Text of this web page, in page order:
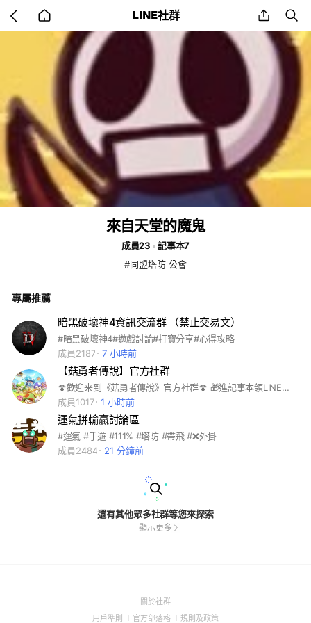
back
to
home
LINE社群 share
來自天堂的魔鬼
成員23
記事本7
#同盟塔防 公會
專屬推薦
暗黑破壞神4資訊交流群 （禁止交易文）
#暗黑破壞神4#遊戲討論#打寶分享#心得攻略
成員2187
7 小時前
【菇勇者傳說】官方社群
🍄歡迎来到《菇勇者傳說》官方社群🍄 🎁進記事本領LINE社群專屬禮包碼🎁 ✔本群主要供各位菇勇者聊天吹水、攻略交流、家族交友。 ❌禁止惡意言論、仇恨言論或霸凌等攻擊他人行為。 ❌禁止第三方社群平台的任何宣傳和廣告行為。 ❌禁止非《菇勇者傳說》相關之遊戲內容討論。 ❌行為惡劣者將會在無通知情況下強制退出。
成員1017
1 小時前
運氣拼輸贏討論區
#運氣 #手遊 #111% #塔防 #帶飛 #❌外掛
成員2484
21 分鐘前
還有其他眾多社群等您來探索
顯示更多
關於社群(Open
用戶準則 (Open
官方部落格 (Open
規則及政策(Open